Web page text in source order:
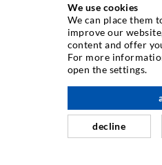
Wir brauchen Ihr
Wir benutzen
einzubinden. Diese
Ihre Aktivitäten
Details und geben
We use cookies
We can place them
improve our
content and offer
For more
open the settings.
decline